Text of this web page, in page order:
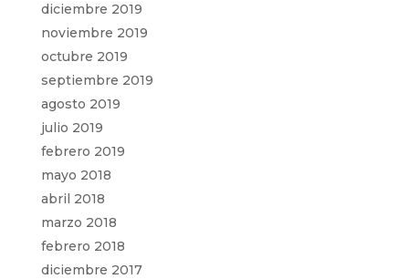
diciembre 2019
noviembre 2019
octubre 2019
septiembre 2019
agosto 2019
julio 2019
febrero 2019
mayo 2018
abril 2018
marzo 2018
febrero 2018
diciembre 2017